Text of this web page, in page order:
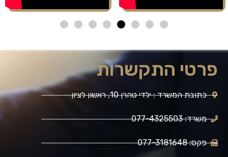
פרטי התקשרות
כתובת המשרד : ילדי טהרן 10, ראשון לציון
משרד: 077-4325503
פקס: 077-3181648